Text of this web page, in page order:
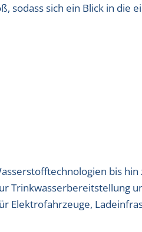
sodass sich ein Blick in die
bis
Trinkwasserbereitstellung
Elektrofahrzeuge,